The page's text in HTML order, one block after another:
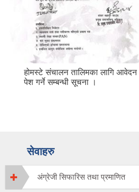
होमस्टे संचालन तालिमका लागि आवेदन
पेश गर्ने सम्बन्धी सूचना ।
सेवाहरु
अंग्रेजी सिफारिस तथा प्रमाणित